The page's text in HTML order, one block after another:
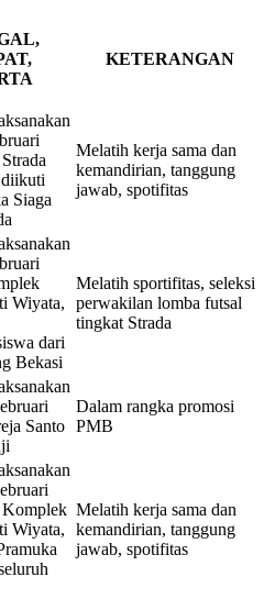
KETERANGAN
diikuti
Siaga
Melatih kerja sama dan
kemandirian, tanggung
jawab, spotifitas
Wiyata,
dari
Bekasi
Melatih sportifitas, seleksi
perwakilan lomba futsal
tingkat Strada
Santo
Dalam rangka promosi
PMB
Wiyata,
Melatih kerja sama dan
kemandirian, tanggung
jawab, spotifitas